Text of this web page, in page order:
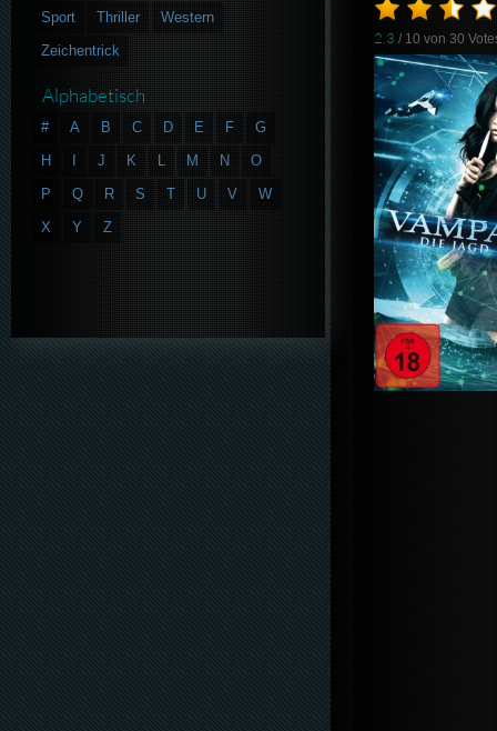
2.3 / 10 von30
Sport
Thriller
Western
Zeichentrick
Alphabetisch
# A B C D E F
G
H
J K L M N
O
P
Q R S T U V
W
X
Y Z